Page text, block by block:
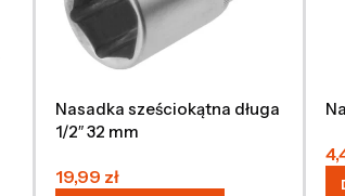
Nasadka sześciokątna długa
1/2″ 32 mm
19,99 zł